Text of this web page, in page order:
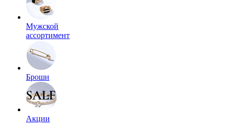
Мужской
ассортимент
Броши
Акции